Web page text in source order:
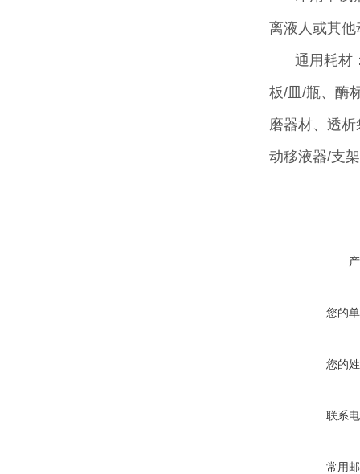
离液人或其
通用耗材
板/皿/瓶、酶
磨器材、透
动移液器/支
您的
您的
联系
常用